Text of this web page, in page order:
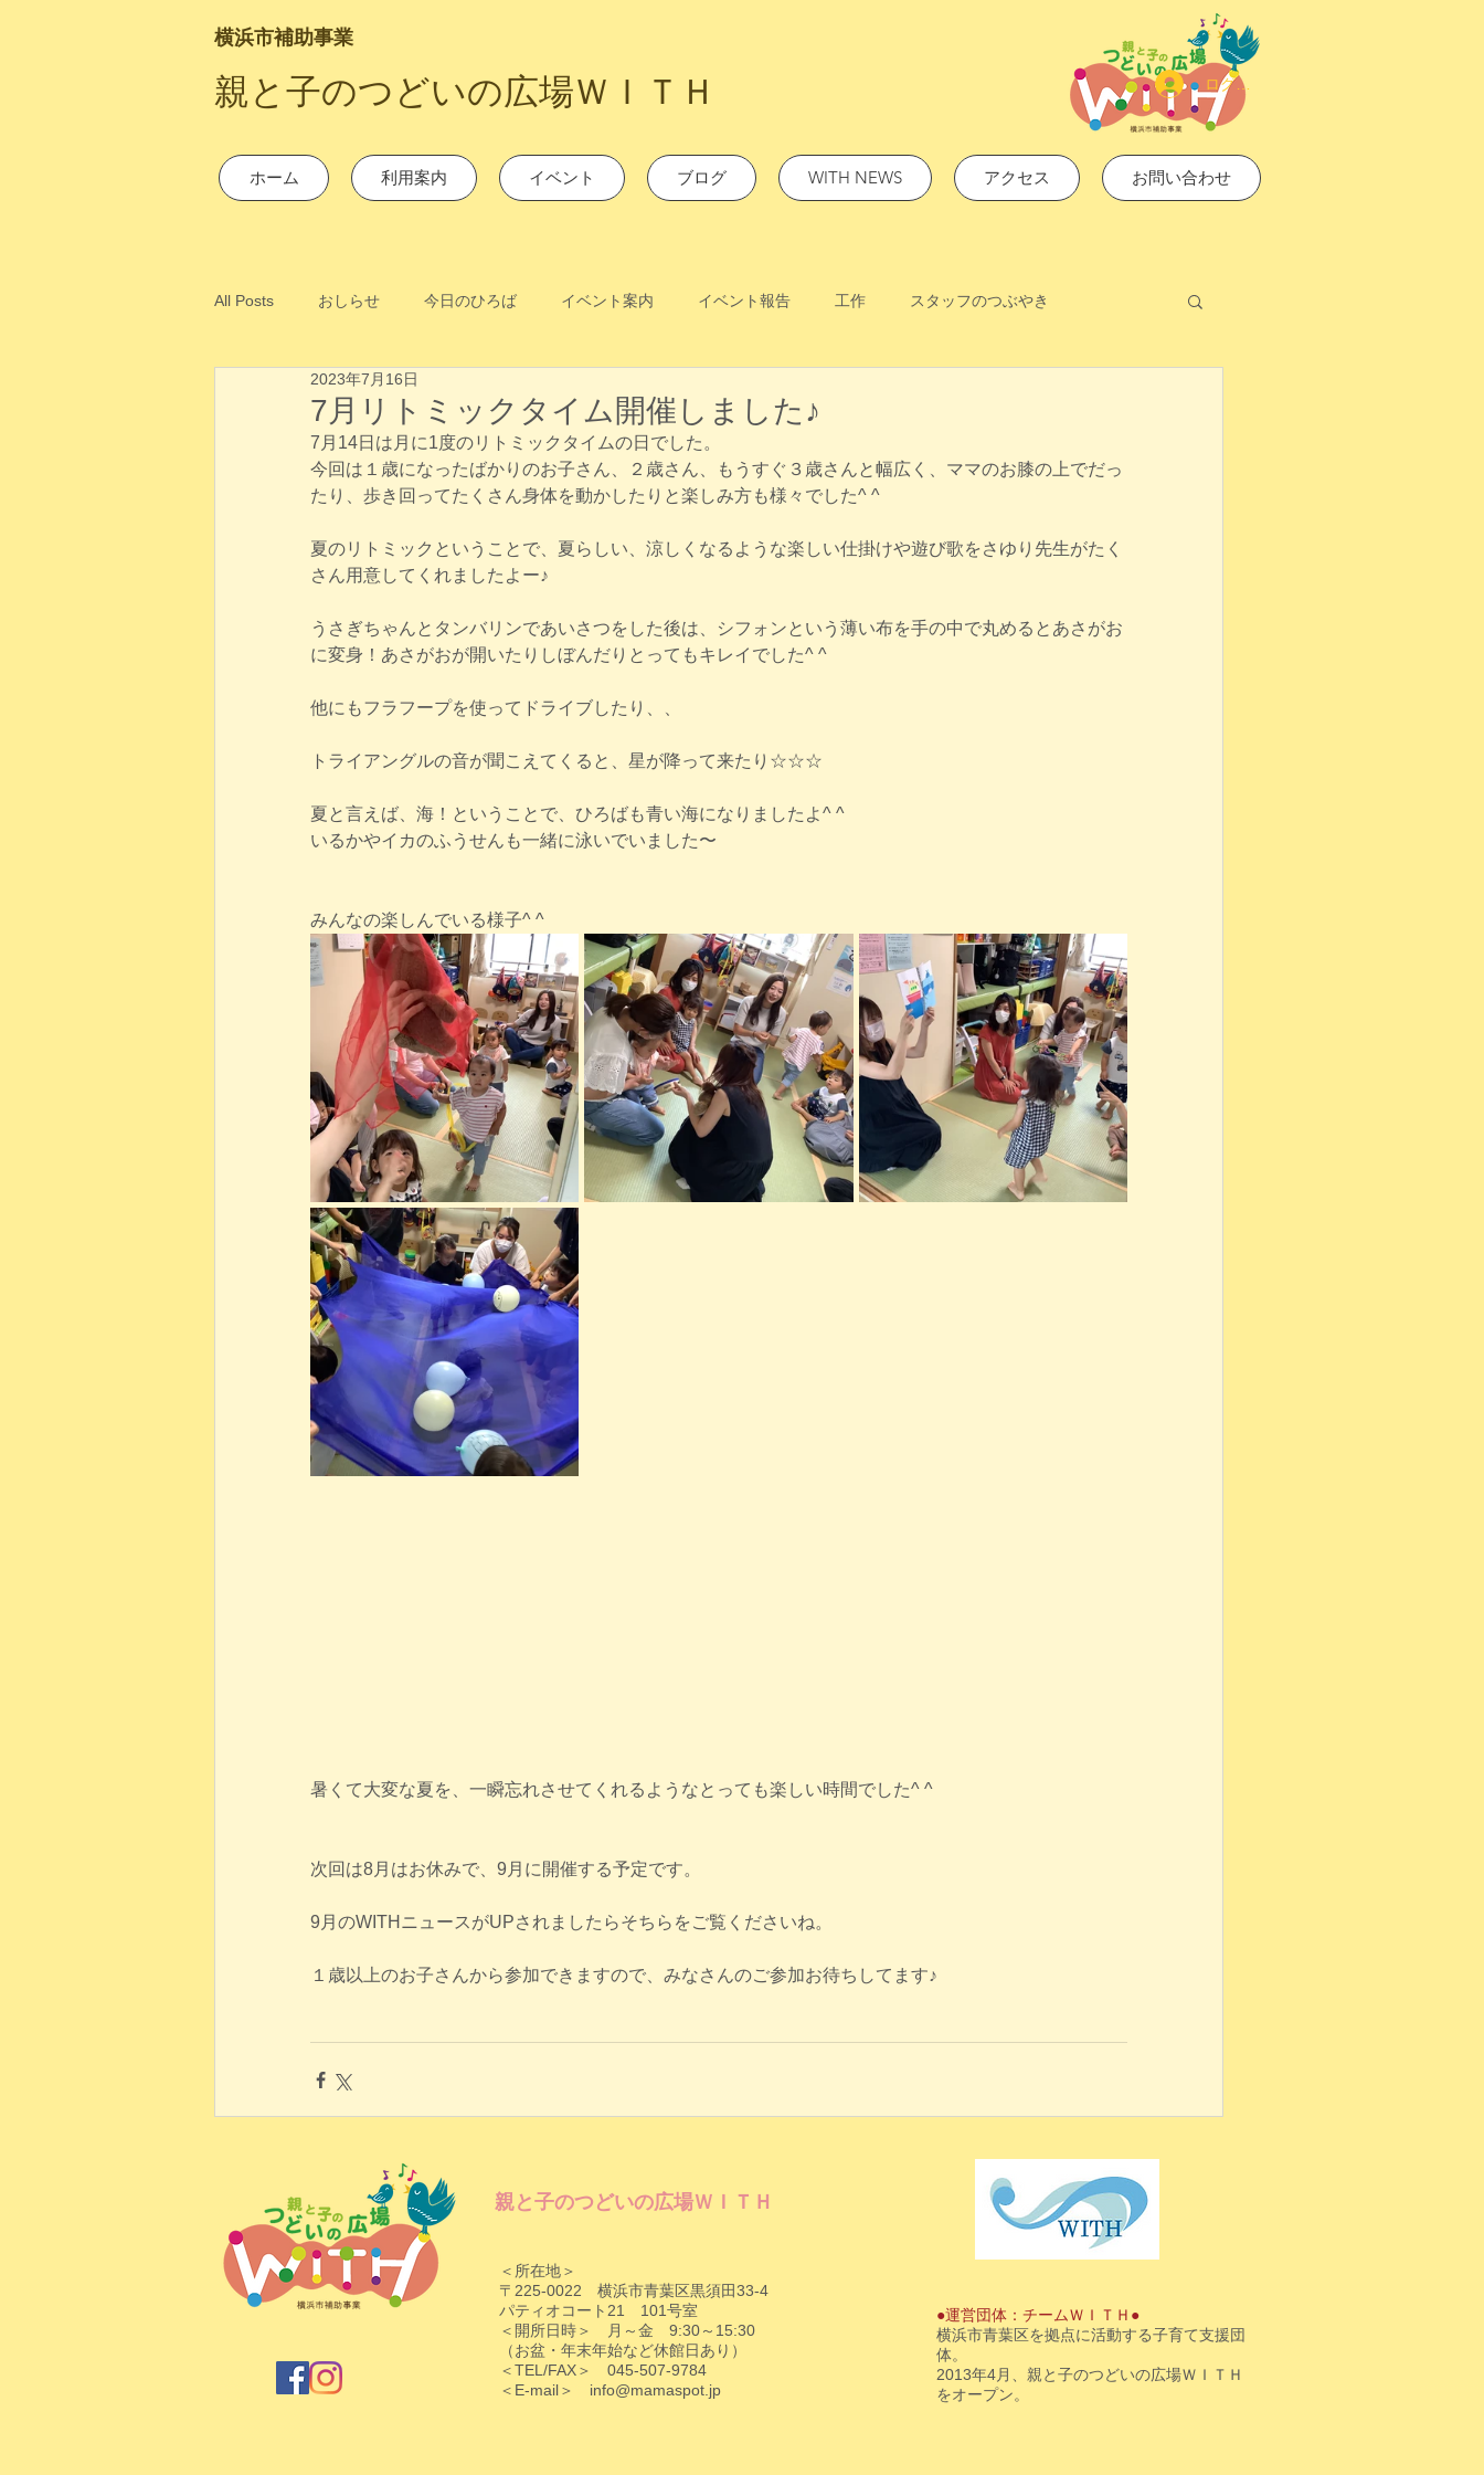
横浜市補助事業
​親と子のつどいの広場ＷＩＴＨ ログイン
ホーム 利用案内 イベント ブログ WITH NEWS アクセス お問い合わせ
All Posts おしらせ 今日のひろば イベント案内 イベント報告 工作 スタッフのつぶやき
7月リトミックタイム開催しました♪
2023年7月16日
7月14日は月に1度のリトミックタイムの日でした。
今回は１歳になったばかりのお子さん、２歳さん、もうすぐ３歳さんと幅広く、ママのお膝の上でだっ
たり、歩き回ってたくさん身体を動かしたりと楽しみ方も様々でした^ ^
夏のリトミックということで、夏らしい、涼しくなるような楽しい仕掛けや遊び歌をさゆり先生がたく
さん用意してくれましたよー♪
うさぎちゃんとタンバリンであいさつをした後は、シフォンという薄い布を手の中で丸めるとあさがお
に変身！あさがおが開いたりしぼんだりとってもキレイでした^ ^
他にもフラフープを使ってドライブしたり、、
トライアングルの音が聞こえてくると、星が降って来たり☆☆☆
夏と言えば、海！ということで、ひろばも青い海になりましたよ^ ^
いるかやイカのふうせんも一緒に泳いでいました〜
みんなの楽しんでいる様子^ ^
暑くて大変な夏を、一瞬忘れさせてくれるようなとっても楽しい時間でした^ ^
次回は8月はお休みで、9月に開催する予定です。
9月のWITHニュースがUPされましたらそちらをご覧くださいね。
１歳以上のお子さんから参加できますので、みなさんのご参加お待ちしてます♪
親と子のつどいの広場ＷＩＴＨ
＜所在地＞
〒225-0022 横浜市青葉区黒須田33-4
パティオコート21 101号室
＜開所日時＞ 月～金 9:30～15:30
（お盆・年末年始など休館日あり）
＜TEL/FAX＞ 045-507-9784
＜E-mail＞ info@mamaspot.jp
●運営団体：チームＷＩＴＨ●
横浜市青葉区を拠点に活動する子育て支援団
体。
2013年4月、親と子のつどいの広場ＷＩＴＨ
をオープン。